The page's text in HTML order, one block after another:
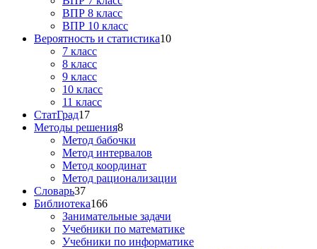
ВПР 8 класс
ВПР 10 класс
Вероятность и статистика10
7 класс
8 класс
9 класс
10 класс
11 класс
СтатГрад17
Методы решения8
Метод бабочки
Метод интервалов
Метод координат
Метод рационализации
Словарь37
Библиотека166
Занимательные задачи
Учебники по математике
Учебники по информатике